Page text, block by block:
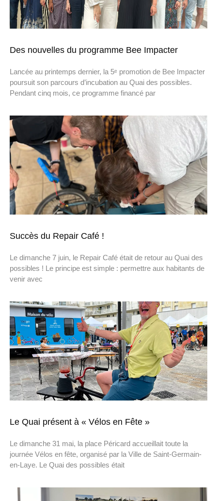
Des nouvelles du programme Bee Impacter
Lancée au printemps dernier, la 5ᵉ promotion de Bee Impacter
poursuit son parcours d’incubation au Quai des possibles.
Pendant cinq mois, ce programme financé par
Succès du Repair Café !
Le dimanche 7 juin, le Repair Café était de retour au Quai des
possibles ! Le principe est simple : permettre aux habitants de
venir avec
Le Quai présent à « Vélos en Fête »
Le dimanche 31 mai, la place Péricard accueillait toute la
journée Vélos en fête, organisé par la Ville de Saint-Germain-
en-Laye. Le Quai des possibles était